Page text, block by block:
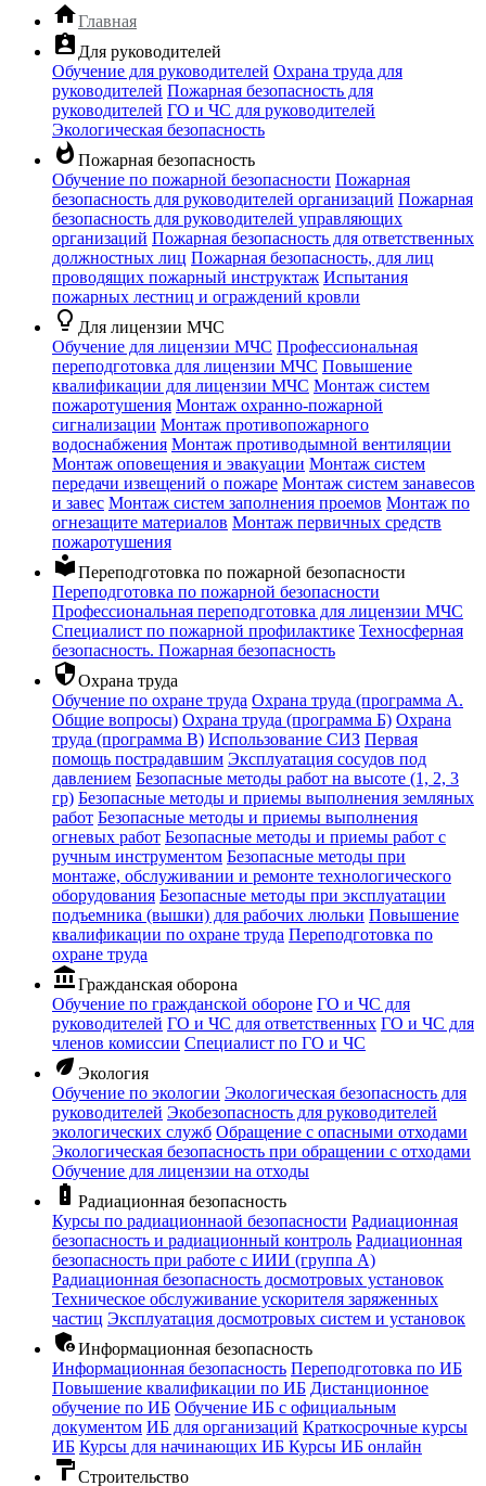
homeГлавная
assignment_ind Для руководителей
Обучение для руководителей Охрана труда для
руководителей Пожарная безопасность для
руководителей ГО и ЧС для руководителей
Экологическая безопасность
whatshot Пожарная безопасность
Обучение по пожарной безопасности Пожарная
безопасность для руководителей организаций Пожарная
безопасность для руководителей управляющих
организаций Пожарная безопасность для ответственных
должностных лиц Пожарная безопасность, для лиц
проводящих пожарный инструктаж Испытания
пожарных лестниц и ограждений кровли
lightbulb_outline Для лицензии МЧС
Обучение для лицензии МЧС Профессиональная
переподготовка для лицензии МЧС Повышение
квалификации для лицензии МЧС Монтаж систем
пожаротушения Монтаж охранно-пожарной
сигнализации Монтаж противопожарного
водоснабжения Монтаж противодымной вентиляции
Монтаж оповещения и эвакуации Монтаж систем
передачи извещений о пожаре Монтаж систем занавесов
и завес Монтаж систем заполнения проемов Монтаж по
огнезащите материалов Монтаж первичных средств
пожаротушения
local_libraryПереподготовка по пожарной безопасности
Переподготовка по пожарной безопасности
Профессиональная переподготовка для лицензии МЧС
Специалист по пожарной профилактике Техносферная
безопасность. Пожарная безопасность
securityОхрана труда
Обучение по охране труда Охрана труда (программа А.
Общие вопросы) Охрана труда (программа Б) Охрана
труда (программа В) Использование СИЗ Первая
помощь пострадавшим Эксплуатация сосудов под
давлением Безопасные методы работ на высоте (1, 2, 3
гр) Безопасные методы и приемы выполнения земляных
работ Безопасные методы и приемы выполнения
огневых работ Безопасные методы и приемы работ с
ручным инструментом Безопасные методы при
монтаже, обслуживании и ремонте технологического
оборудования Безопасные методы при эксплуатации
подъемника (вышки) для рабочих люльки Повышение
квалификации по охране труда Переподготовка по
охране труда
account_balanceГражданская оборона
Обучение по гражданской обороне ГО и ЧС для
руководителей ГО и ЧС для ответственных ГО и ЧС для
членов комиссии Специалист по ГО и ЧС
eco Экология
Обучение по экологии Экологическая безопасность для
руководителей Экобезопасность для руководителей
экологических служб Обращение с опасными отходами
Экологическая безопасность при обращении с отходами
Обучение для лицензии на отходы
battery_alert Радиационная безопасность
Курсы по радиационнаой безопасности Радиационная
безопасность и радиационный контроль Радиационная
безопасность при работе с ИИИ (группа А)
Радиационная безопасность досмотровых установок
Техническое обслуживание ускорителя заряженных
частиц Эксплуатация досмотровых систем и установок
admin_panel_settingsИнформационная безопасность
Информационная безопасность Переподготовка по ИБ
Повышение квалификации по ИБ Дистанционное
обучение по ИБ Обучение ИБ с официальным
документом ИБ для организаций Краткосрочные курсы
ИБ Курсы для начинающих ИБ Курсы ИБ онлайн
format_paintСтроительство